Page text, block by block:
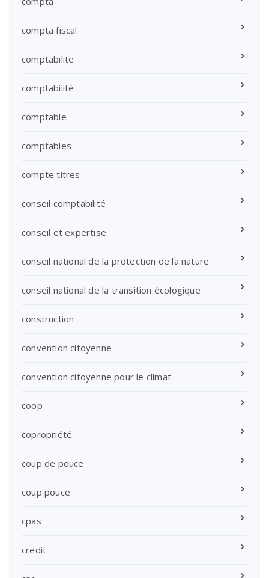
compta fiscal
comptabilite
comptabilité
comptable
comptables
compte titres
conseil comptabilité
conseil et expertise
conseil national de la protection de la nature
conseil national de la transition écologique
construction
convention citoyenne
convention citoyenne pour le climat
coop
copropriété
coup de pouce
coup pouce
cpas
credit